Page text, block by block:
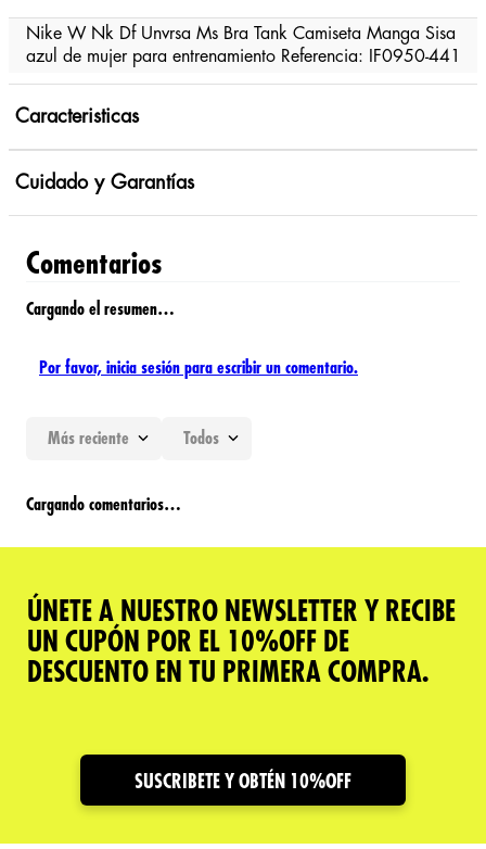
Nike W Nk Df Unvrsa Ms Bra Tank Camiseta Manga Sisa
azul de mujer para entrenamiento Referencia: IF0950-441
Caracteristicas
Cuidado y Garantías
Comentarios
Cargando el resumen…
Por favor, inicia sesión para escribir un comentario.
Más reciente Todos
Cargando comentarios…
ÚNETE A NUESTRO NEWSLETTER Y RECIBE
UN CUPÓN POR EL 10%OFF DE
DESCUENTO EN TU PRIMERA COMPRA.
SUSCRIBETE Y OBTÉN 10%OFF